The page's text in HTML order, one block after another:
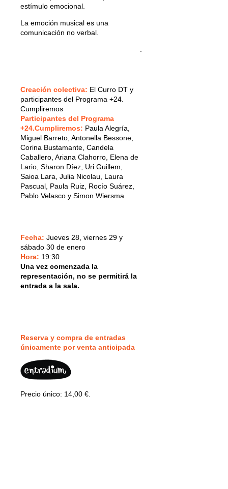
estímulo emocional.
La emoción musical es una
comunicación no verbal.
Creación colectiva: El Curro DT y
participantes del Programa +24.
Cumpliremos
Participantes del Programa
+24.Cumpliremos: Paula Alegría,
Miguel Barreto, Antonella Bessone,
Corina Bustamante, Candela
Caballero, Ariana Clahorro, Elena de
Lario, Sharon Díez, Uri Guillem,
Saioa Lara, Julia Nicolau, Laura
Pascual, Paula Ruiz, Rocío Suárez,
Pablo Velasco y Simon Wiersma
Fecha: Jueves 28, viernes 29 y
sábado 30 de enero
Hora: 19:30
Una vez comenzada la
representación, no se permitirá la
entrada a la sala.
Reserva y compra de entradas
únicamente por venta anticipada
Precio único: 14,00 €.